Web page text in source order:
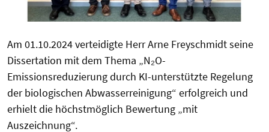
Am 01.10.2024 verteidigte Herr Arne Freyschmidt seine
Dissertation mit dem Thema „N₂O-
Emissionsreduzierung durch KI-unterstützte Regelung
der biologischen Abwasserreinigung“ erfolgreich und
erhielt die höchstmöglich Bewertung „mit
Auszeichnung“.